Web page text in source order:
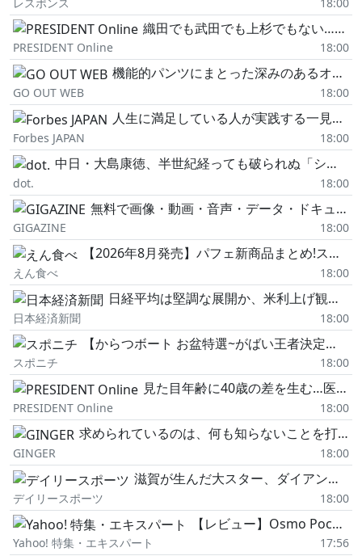
織田でも武田でも上杉でもない…信長より20年早く「最初の天下人」になった、教科書に載らない戦国武将の名前【豊臣兄弟!3選】
PRESIDENT Online 18:00
機能的パンツにまとった深みのあるオレンジ。幻のサンプルカラーをCCPが特別に復刻。
GO OUT WEB 18:00
人生に満足している人が実践する一見「退屈な」3つの習慣 心理学者が解説
Forbes JAPAN 18:00
中日・大島康徳、半世紀経っても破られぬ「シーズン代打本塁打7本」 試合出たさの“大風呂敷"から始まったプロ野球人生【あれから50年】
dot. 18:00
無料で画像・動画・音声・データ・ドキュメントなどあらゆるファイルを自分のローカルPC内で変換できるオープンソースのセルフホスト型ファイルコンバーター「Transmute」、ファイルサイズ制限や透かしの追加など一切なしでユーザー作成も可能
GIGAZINE 18:00
【2026年8月発売】パフェ新商品まとめ!スシロー「おいしーレモンの甘酸っぱパフェ」・タカノフルーツパーラー「ゴールデンパインのパフェ」など
えん食べ 18:00
日経平均は堅調な展開か、米利上げ観測の後退追い風 今週の市場・予定
日本経済新聞 18:00
【からつボート お盆特選~がばい王者決定戦~】安河内健 トップクラス4号機らしい足
スポニチ 18:00
見た目年齢に40歳の差を生む…医師が「太りにくい体をつくる」と話す1日にわずか10回の"脱ET体操"
PRESIDENT Online 18:00
求められているのは、何も知らないことを打ち明ける勇気【紺野ぶるま】
GINGER 18:00
滋賀が生んだ大スター、ダイアン津田 名字ランキング上位「津田」姓のルーツは 「豊臣兄弟!」で話題の武将にも意外な関係が…?
デイリースポーツ 18:00
【レビュー】Osmo Pocket 3/4をフィルター&レンズでクリエイティブに使いこなす!
Yahoo! 特集・エキスパート 17:56